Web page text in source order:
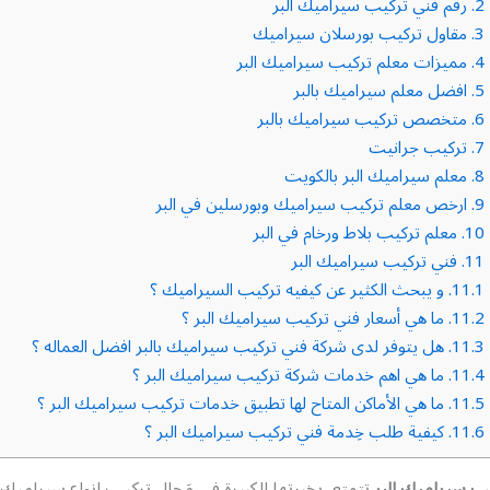
3. مقاول تركيب بورسلان سيراميك
4. مميزات معلم تركيب سيراميك البر
5. افضل معلم سيراميك بالبر
6. متخصص تركيب سيراميك بالبر
7. تركيب جرانيت
8. معلم سيراميك البر بالكويت
9. ارخص معلم تركيب سيراميك وبورسلين في البر
10. معلم تركيب بلاط ورخام في البر
11. فني تركيب سيراميك البر
11.1. و يبحث الكثير عن كيفيه تركيب السيراميك ؟
11.2. ما هي أسعار فني تركيب سيراميك البر ؟
11.3. هل يتوفر لدى شركة فني تركيب سيراميك بالبر افضل العماله ؟
11.4. ما هي اهم خدمات شركة تركيب سيراميك البر ؟
11.5. ما هي الأماكن المتاح لها تطبيق خدمات تركيب سيراميك البر ؟
11.6. كيفية طلب خِدمة فني تركيب سيراميك البر ؟